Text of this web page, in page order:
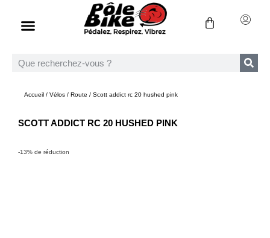
Accueil / Vélos / Route / Scott addict rc 20 hushed pink
SCOTT ADDICT RC 20 HUSHED PINK
-13% de réduction